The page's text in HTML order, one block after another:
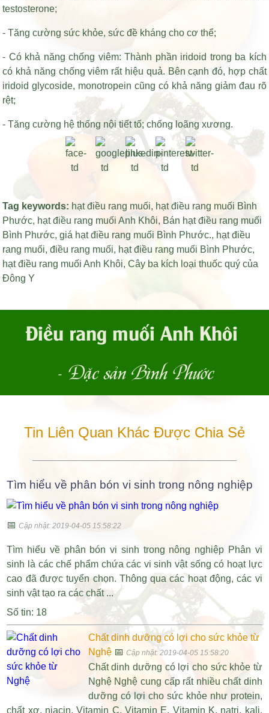
testosterone;
- Tăng cường sức khỏe, sức đề kháng cho cơ thể;
- Có khả năng chống viêm: Thành phần iridoid trong ba kích
có khả năng chống viêm rất hiệu quả. Bên cạnh đó, hợp chất
iridoid glycoside, monotropein cũng có khả năng giảm đau rõ
rệt;
- Tăng cường hệ thống nội tiết tố; chống loãng xương.
Tag keywords: hạt điều rang muối, hạt điều rang muối Bình
Phước, hạt điều rang muối Anh Khôi, Bán hạt điều rang muối
Bình Phước,giá hạt điều rang muối Bình Phước., hạt điều
rang muối,điều rang muối, hạt điều rang muối Bình Phước,
hạt điều rang muối Anh Khôi,Cây ba kích loại thuốc quý của
Đông Y
Điều rang muối Anh Khôi
- Đặc sản Bình Phước
Tin Liên Quan Khác Được Chia Sẻ
Tìm hiểu về phân bón vi sinh trong nông nghiệp
📅Cập nhật: 2019-04-05 15:58:22
Tìm hiểu về phân bón vi sinh trong nông nghiệp Phân vi
sinh là các chế phẩm chứa các vi sinh vật sống có hoạt lực
cao đã được tuyển chọn. Thông qua các hoạt động, các vi
sinh vật tạo ra các chất ...
Số tin: 18
Chất dinh dưỡng có lợi cho sức khỏe từ
Nghệ📅 Cập nhật: 2019-04-05 15:58:20
Chất dinh dưỡng có lợi cho sức khỏe từ
Nghệ Nghệ cung cấp rất nhiều chất dinh
dưỡng có lợi cho sức khỏe như protein,
chất xơ, niacin, Vitamin C, Vitamin E, Vitamin K, natri, kali,